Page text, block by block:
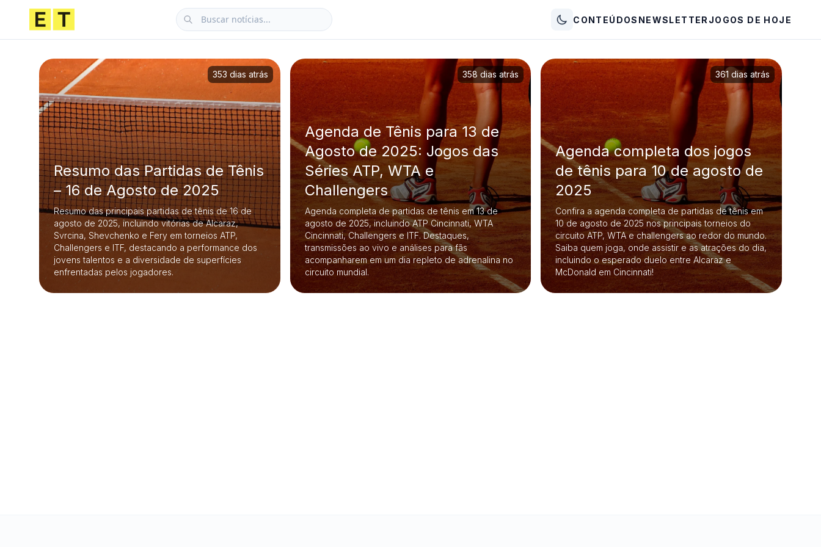
CONTEÚDOS NEWSLETTER JOGOS DE HOJE
Resumo das Partidas de Tênis
– 16 de Agosto de 2025
Resumo das principais partidas de tênis de 16 de
agosto de 2025, incluindo vitórias de Alcaraz,
Svrcina, Shevchenko e Fery em torneios ATP,
Challengers e ITF, destacando a performance dos
jovens talentos e a diversidade de superfícies
enfrentadas pelos jogadores.
353 dias atrás
Agenda de Tênis para 13 de
Agosto de 2025: Jogos das
Séries ATP, WTA e
Challengers
Agenda completa de partidas de tênis em 13 de
agosto de 2025, incluindo ATP Cincinnati, WTA
Cincinnati, Challengers e ITF. Destaques,
transmissões ao vivo e análises para fãs
acompanharem em um dia repleto de adrenalina no
circuito mundial.
358 dias atrás
Agenda completa dos jogos
de tênis para 10 de agosto de
2025
Confira a agenda completa de partidas de tênis em
10 de agosto de 2025 nos principais torneios do
circuito ATP, WTA e challengers ao redor do mundo.
Saiba quem joga, onde assistir e as atrações do dia,
incluindo o esperado duelo entre Alcaraz e
McDonald em Cincinnati!
361 dias atrás